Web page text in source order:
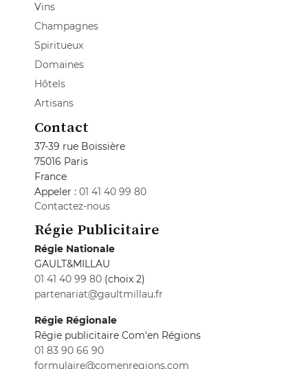
Vins
Champagnes
Spiritueux
Domaines
Hôtels
Artisans
Contact
37-39 rue Boissière
75016 Paris
France
Appeler : 01 41 40 99 80
Contactez-nous
Régie Publicitaire
Régie Nationale
GAULT&MILLAU
01 41 40 99 80 (choix 2)
partenariat@gaultmillau.fr
Régie Régionale
Régie publicitaire Com'en Régions
01 83 90 66 90
formulaire@comenregions.com